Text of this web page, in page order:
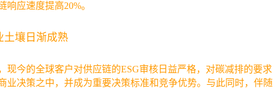
应速度提高20%。
土壤日渐成熟
现今的全球客户对供应链的ESG审核日益严格，对碳减排的要求
业决策之中，并成为重要决策标准和竞争优势。与此同时，伴随